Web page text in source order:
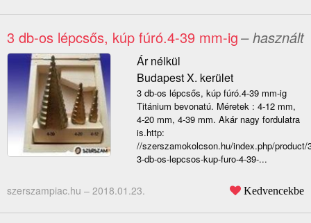
3 db-os lépcsős, kúp fúró.4-39 mm-ig– használt
Ár nélkül
Budapest X. kerület
3 db-os lépcsős, kúp fúró.4-39 mm-ig
Titánium bevonatú. Méretek : 4-12 mm,
4-20 mm, 4-39 mm. Akár nagy fordulatra
is.http:
//szerszamokolcson.hu/index.php/product/
3-db-os-lepcsos-kup-furo-4-39-...
szerszampiac.hu – 2018.01.23. Kedvencekbe